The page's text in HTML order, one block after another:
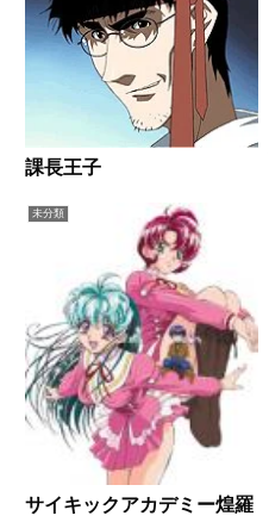
課長王子
未分類
サイキックアカデミー煌羅